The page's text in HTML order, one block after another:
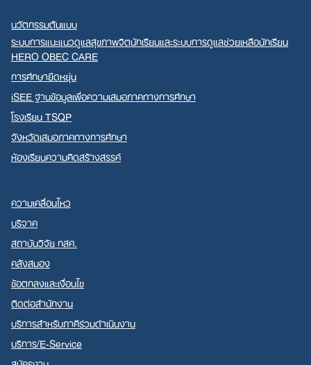
นวัตกรรมต้นแบบ
ระบบการแนะแนวดูแลสุขภาพจิตนักเรียนและระบบการดูแลช่วยเหลือนักเรียน
HERO OBEC CARE
การศึกษายืดหยุ่น
iSEE ฐานข้อมูลเพื่อความเสมอภาคทางการศึกษา
โรงเรียน TSQP
จังหวัดเสมอภาคทางการศึกษา
ห้องเรียนความคิดสร้างสรรค์
ความเคลื่อนไหว
บริจาค
สถาบันวิจัย กสศ.
คลังสมอง
ข้อตกลงและเงื่อนไข
ติดต่อสำนักงาน
บริการสำหรับภาคีร่วมดำเนินงาน
บริการ/E-Service